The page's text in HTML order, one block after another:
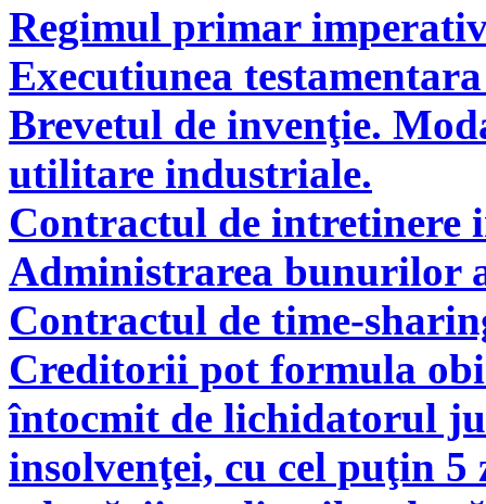
Regimul primar
Executiunea
Brevetul de invenţie.
utilitare industriale.
Contractul de intretinere
Administrarea bunurilor
Contractul de time-
Creditorii pot formula
întocmit de lichidatorul
insolvenţei, cu cel puţin